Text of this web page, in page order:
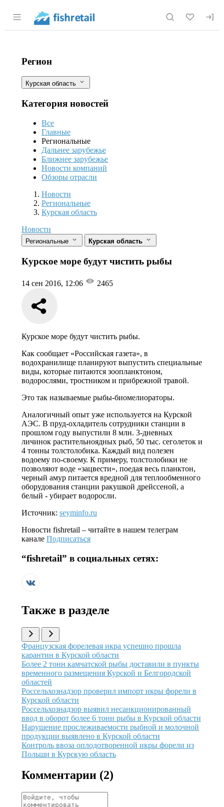
Раздел навигации по сайту fishretail.ru
Курское море будут чистить рыбы
Фильтры
Регион
Курская область
Категория новостей
Все
Главные
Региональные
Дальнее зарубежье
Ближнее зарубежье
Новости компаний
Обзоры отрасли
Новости
Разделы
Новости
Региональные
Курская область
Новости
Региональные Курская область
Курское море будут чистить рыбы
14 сен 2016, 12:06 2465
Курское море будут чистить рыбы.
Как сообщает «Российская газета», в
водохранилище планируют выпустить специальные
виды, которые питаются зоопланктоном,
водорослями, тростником и прибрежной травой.
Это так называемые рыбы-биомелиораторы.
Аналогичный опыт уже используется на Курской
АЭС. В пруд-охладитель сотрудники станции в
прошлом году выпустили 8 млн. 3-дневных
личинок растительноядных рыб, 50 тыс. сеголеток и
4 тонны толстолобика. Каждый вид полезен
водоему по-своему. К примеру, толстолобики не
позволяют воде «зацвести», поедая весь планктон,
черный амур питается вредной для теплообменного
оборудования станции ракушкой дрейссеной, а
белый - убирает водоросли.
Источник: seyminfo.ru
Новости fishretail – читайте в нашем телеграм
канале Подписаться
“fishretail” в социальных сетях:
Также в разделе
Иллюстрация новости
Французская форелевая икра успешно прошла
карантин в Курской области
Иллюстрация новости
Более 2 тонн камчатской рыбы доставили в пункты
временного размещения Курской и Белгородской
областей
Иллюстрация новости
Россельхознадзор проверил импорт икры форели в
Курской области
Иллюстрация новости
Россельхознадзор выявил несанкционированный
ввод в оборот более 6 тонн рыбы в Курской области
Иллюстрация новости
Нарушение прослеживаемости рыбной и молочной
продукции выявлено в Курской области
Иллюстрация новости
Контроль ввоза оплодотворенной икры форели из
Польши в Курскую область
Комментарии (2)